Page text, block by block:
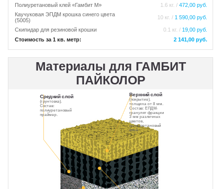
Полиуретановый клей «Гамбит М» 1.6 кг. / 472,00 руб.
Каучуковая ЭПДМ крошка синего цвета
(5005)
10 кг. / 1 590,00 руб.
Скипидар для резиновой крошки 0.1 кг. / 19,00 руб.
Стоимость за 1 кв. метр:
2 141,00 руб.
Материалы для ГАМБИТ
ПАЙКОЛОР
Средний слой
(грунтовка).
Состав:
полиуретановый
праймер.
Верхний слой
(покрытие).
толщина от 8 мм.
Состав: ЕПДМ-
гранулят фракции
3 мм различных
цветов,
полиуретановый
клей